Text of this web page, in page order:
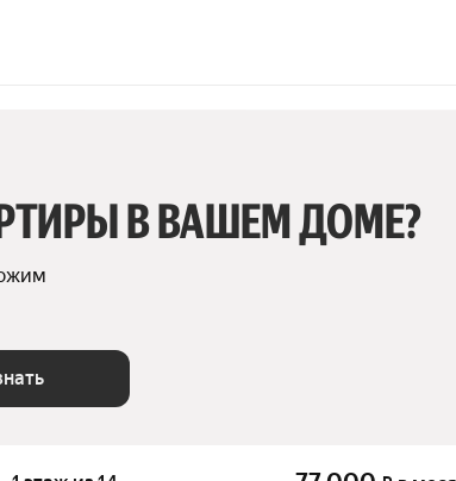
В ВАШЕМ ДОМЕ?